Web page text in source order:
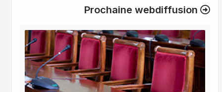
Prochaine webdiffusion